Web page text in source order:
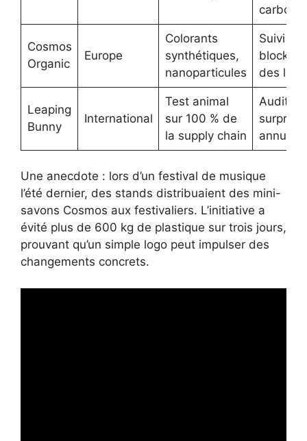
carbone
Cosmos
Organic
Europe
Colorants
synthétiques,
nanoparticules
Suivi
des lots
Leaping
Bunny
International
Test animal
sur 100 % de
la supply chain
Audit
surprise
annuel
Une anecdote : lors d’un festival de musique
l’été dernier, des stands distribuaient des mini-
savons Cosmos aux festivaliers. L’initiative a
évité plus de 600 kg de plastique sur trois jours,
prouvant qu’un simple logo peut impulser des
changements concrets.